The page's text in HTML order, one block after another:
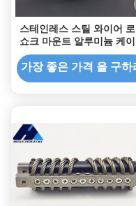
스테인레스 스틸 와이어
쇼크 마운트 알루미늄 케
완충기 교체
가장 좋은 가격 을 구하